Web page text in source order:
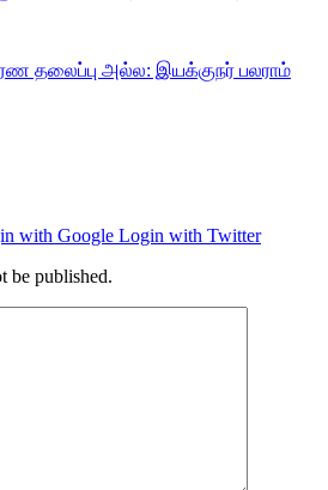
தலைப்பு அல்ல: இயக்குநர் பலராம்
with Google Login with Twitter
be published.